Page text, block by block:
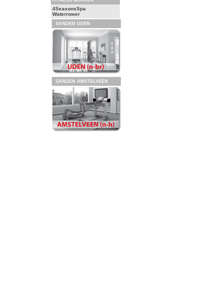
4SeasonsSpa
Waterrower
SANDEN UDEN
SANDEN AMSTELVEEN